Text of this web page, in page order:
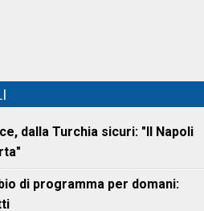
dalla Turchia sicuri: "Il Napoli
di programma per domani: